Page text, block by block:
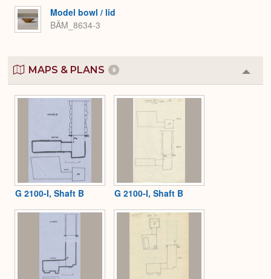
Model bowl / lid
BÄM_8634-3
MAPS & PLANS 9
or
G 2100-I, Shaft B G 2100-I, Shaft B